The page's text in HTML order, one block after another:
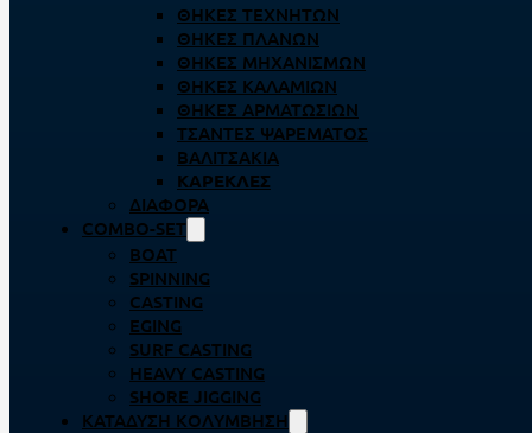
ΘΉΚΕΣ ΤΕΧΝΗΤΏΝ
ΘΉΚΕΣ ΠΛΆΝΩΝ
ΘΉΚΕΣ ΜΗΧΑΝΙΣΜΏΝ
ΘΉΚΕΣ ΚΑΛΑΜΙΏΝ
ΘΉΚΕΣ ΑΡΜΑΤΩΣΙΏΝ
ΤΣΆΝΤΕΣ ΨΑΡΈΜΑΤΟΣ
ΒΑΛΙΤΣΆΚΙΑ
ΚΑΡΈΚΛΕΣ
ΔΙΆΦΟΡΑ
COMBO-SET
BOAT
SPINNING
CASTING
EGING
SURF CASTING
HEAVY CASTING
SHORE JIGGING
ΚΑΤΆΔΥΣΗ ΚΟΛΎΜΒΗΣΗ